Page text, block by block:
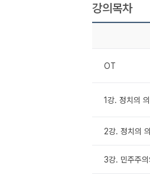
강의목차
OT
1강. 정치의
2강. 정치의
3강. 민주주